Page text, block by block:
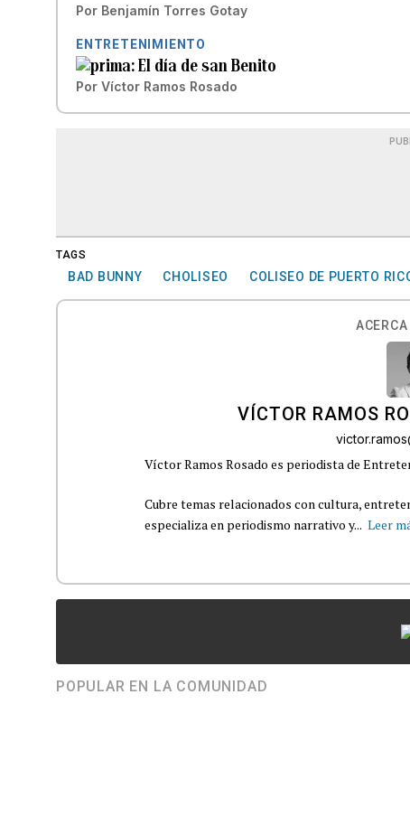
Por Benjamín Torres Gotay
ENTRETENIMIENTO
El día de san Benito
Por Víctor Ramos Rosado
TAGS
BAD BUNNY CHOLISEO COLISEO DE PUERTO
VÍCTOR RAMOS
Víctor Ramos Rosado es periodista de
Cubre temas relacionados con cultura,
especializa en periodismo narrativo y... Leer
POPULAR EN LA COMUNIDAD